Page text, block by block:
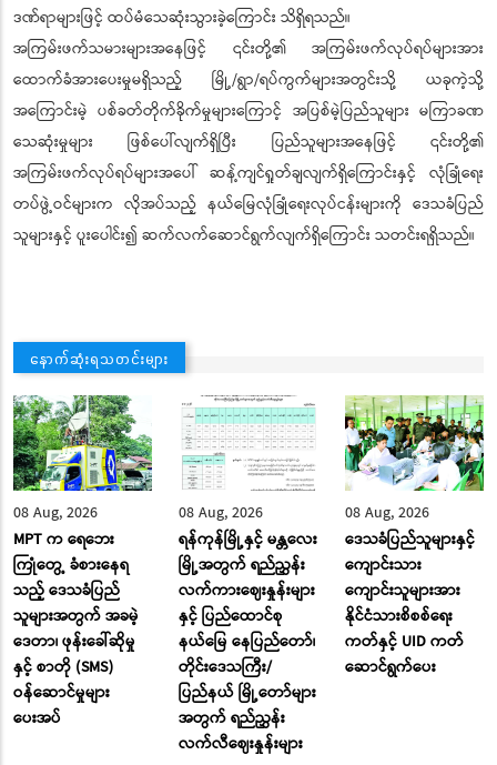
ဒဏ်ရာများဖြင့် ထပ်မံသေဆုံးသွားခဲ့ကြောင်း သိရှိရသည်။
အကြမ်းဖက်သမားများအနေဖြင့် ၎င်းတို့၏ အကြမ်းဖက်လုပ်ရပ်များအား
ထောက်ခံအားပေးမှုမရှိသည့် မြို့/ရွာ/ရပ်ကွက်များအတွင်းသို့ ယခုကဲ့သို့
အကြောင်းမဲ့ ပစ်ခတ်တိုက်ခိုက်မှုများကြောင့် အပြစ်မဲ့ပြည်သူများ မကြာခဏ
သေဆုံးမှုများ ဖြစ်ပေါ်လျက်ရှိပြီး ပြည်သူများအနေဖြင့် ၎င်းတို့၏
အကြမ်းဖက်လုပ်ရပ်များအပေါ် ဆန့်ကျင်ရှုတ်ချလျက်ရှိကြောင်းနှင့် လုံခြုံရေး
တပ်ဖွဲ့ဝင်များက လိုအပ်သည့် နယ်မြေလုံခြုံရေးလုပ်ငန်းများကို ဒေသခံပြည်
သူများနှင့် ပူးပေါင်း၍ ဆက်လက်ဆောင်ရွက်လျက်ရှိကြောင်း သတင်းရရှိသည်။
နောက်ဆုံးရသတင်းများ
08 Aug, 2026
MPT က ရေဘေး
ကြုံတွေ့ ခံစားနေရ
သည့် ဒေသခံပြည်
သူများအတွက် အခမဲ့
ဒေတာ၊ ဖုန်းခေါ်ဆိုမှု
နှင့် စာတို (SMS)
ဝန်ဆောင်မှုများ
ပေးအပ်
08 Aug, 2026
ရန်ကုန်မြို့နှင့် မန္တလေး
မြို့အတွက် ရည်ညွှန်း
လက်ကားဈေးနှုန်းများ
နှင့် ပြည်ထောင်စု
နယ်မြေ နေပြည်တော်၊
တိုင်းဒေသကြီး/
ပြည်နယ် မြို့တော်များ
အတွက် ရည်ညွှန်း
လက်လီဈေးနှုန်းများ
08 Aug, 2026
ဒေသခံပြည်သူများနှင့်
ကျောင်းသား
ကျောင်းသူများအား
နိုင်ငံသားစိစစ်ရေး
ကတ်နှင့် UID ကတ်
ဆောင်ရွက်ပေး